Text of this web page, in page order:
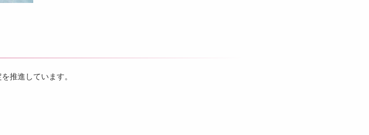
推進しています。